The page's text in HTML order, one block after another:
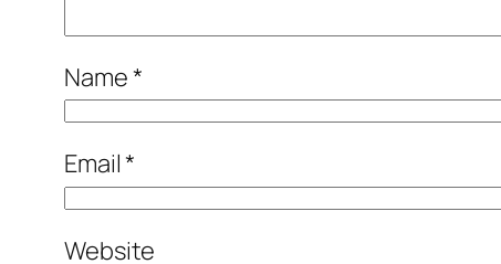
Name*
Email*
Website